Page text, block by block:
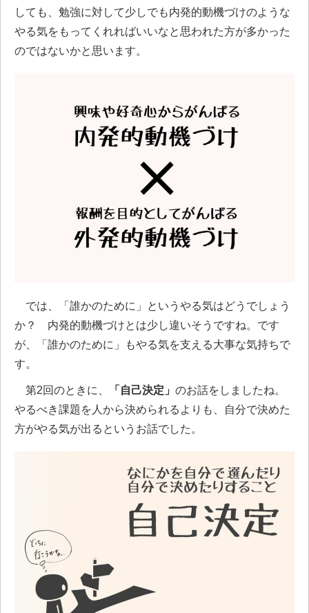
しても、勉強に対して少しでも内発的動機づけのような
やる気をもってくれればいいなと思われた方が多かった
のではないかと思います。
では、「誰かのために」というやる気はどうでしょう
か？ 内発的動機づけとは少し違いそうですね。です
が、「誰かのために」もやる気を支える大事な気持ちで
す。
第2回のときに、 「自己決定」 のお話をしましたね。
やるべき課題を人から決められるよりも、自分で決めた
方がやる気が出るというお話でした。